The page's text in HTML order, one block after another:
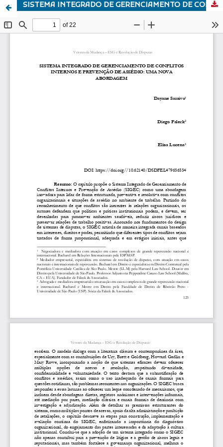
SISTEMA INTEGRADO DE GERENCIAMENTO DE CONFLITOS INTERNOS E PREVENÇÃO DE ASSÉDIO: UMA NOVA ABORDAGEM